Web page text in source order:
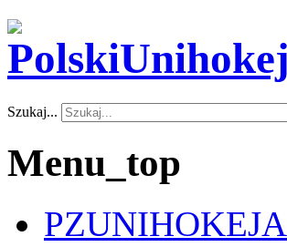
Szukaj...
Menu_top
PZUNIHOKEJA